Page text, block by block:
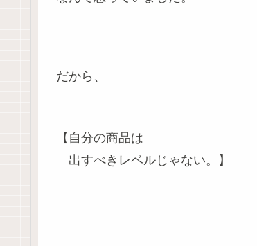
だから、
【自分の商品は
出すべきレベルじゃない。】